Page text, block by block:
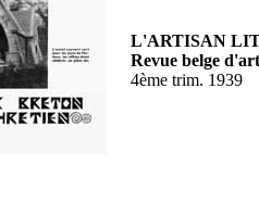
L'ARTISAN
Revue belge
4ème trim. 1939